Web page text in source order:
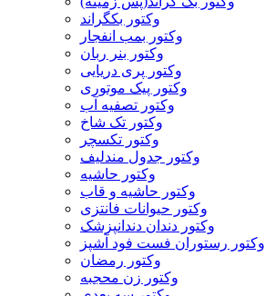
وکتور بکگراند
وکتور بمب انفجار
وکتور بنر ربان
وکتور پری دریایی
وکتور پیک موتوری
وکتور تصفیه آب
وکتور تک شاخ
وکتور تکسچر
وکتور جدول مندلیف
وکتور حاشیه
وکتور حاشیه و قاب
وکتور حیوانات فانتزی
وکتور دندان دندانپزشک
وکتور رستوران فست فود آشپز
وکتور رمضان
وکتور زن محجبه